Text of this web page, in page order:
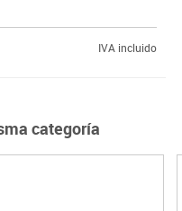
IVA incluido
categoría